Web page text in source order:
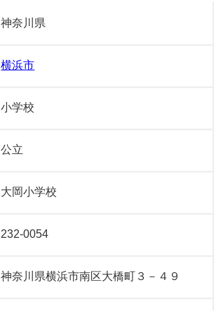
神奈川県
横浜市
小学校
公立
大岡小学校
232-0054
神奈川県横浜市南区大橋町３－４９